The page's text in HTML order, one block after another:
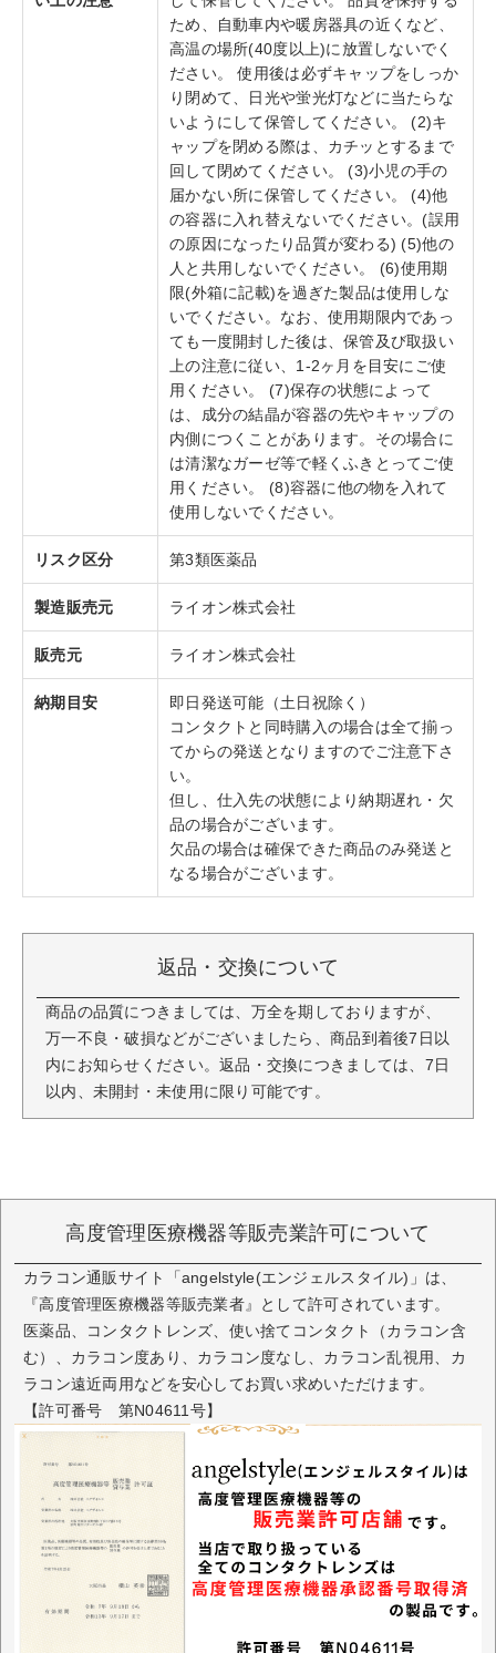
ため、自動車内や暖房器具の近くなど、
高温の場所(40度以上)に放置しないでく
ださい。 使用後は必ずキャップをしっか
り閉めて、日光や蛍光灯などに当たらな
いようにして保管してください。 (2)キ
ャップを閉める際は、カチッとするまで
回して閉めてください。 (3)小児の手の
届かない所に保管してください。 (4)他
の容器に入れ替えないでください。(誤用
の原因になったり品質が変わる) (5)他の
人と共用しないでください。 (6)使用期
限(外箱に記載)を過ぎた製品は使用しな
いでください。なお、使用期限内であっ
ても一度開封した後は、保管及び取扱い
上の注意に従い、1-2ヶ月を目安にご使
用ください。 (7)保存の状態によって
は、成分の結晶が容器の先やキャップの
内側につくことがあります。その場合に
は清潔なガーゼ等で軽くふきとってご使
用ください。 (8)容器に他の物を入れて
使用しないでください。
リスク区分 第3類医薬品
製造販売元 ライオン株式会社
販売元 ライオン株式会社
納期目安
即日発送可能（土日祝除く）
コンタクトと同時購入の場合は全て揃っ
てからの発送となりますのでご注意下さ
い。
但し、仕入先の状態により納期遅れ・欠
品の場合がございます。
欠品の場合は確保できた商品のみ発送と
なる場合がございます。
返品・交換について
商品の品質につきましては、万全を期しておりますが、
万一不良・破損などがございましたら、商品到着後7日以
内にお知らせください。返品・交換につきましては、7日
以内、未開封・未使用に限り可能です。
高度管理医療機器等販売業許可について
カラコン通販サイト「angelstyle(エンジェルスタイル)」は、
『高度管理医療機器等販売業者』として許可されています。
医薬品、コンタクトレンズ、使い捨てコンタクト（カラコン含
む）、カラコン度あり、カラコン度なし、カラコン乱視用、カ
ラコン遠近両用などを安心してお買い求めいただけます。
【許可番号 第N04611号】